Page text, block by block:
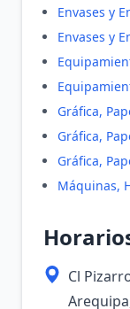
Envases y
Envases y
Gráfica,
Gráfica,
Gráfica,
Máquinas,
Cl